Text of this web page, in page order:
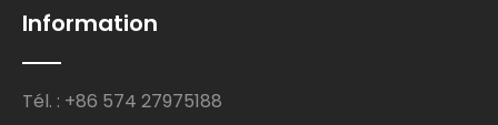
Information
Tél. : +86 574 27975188